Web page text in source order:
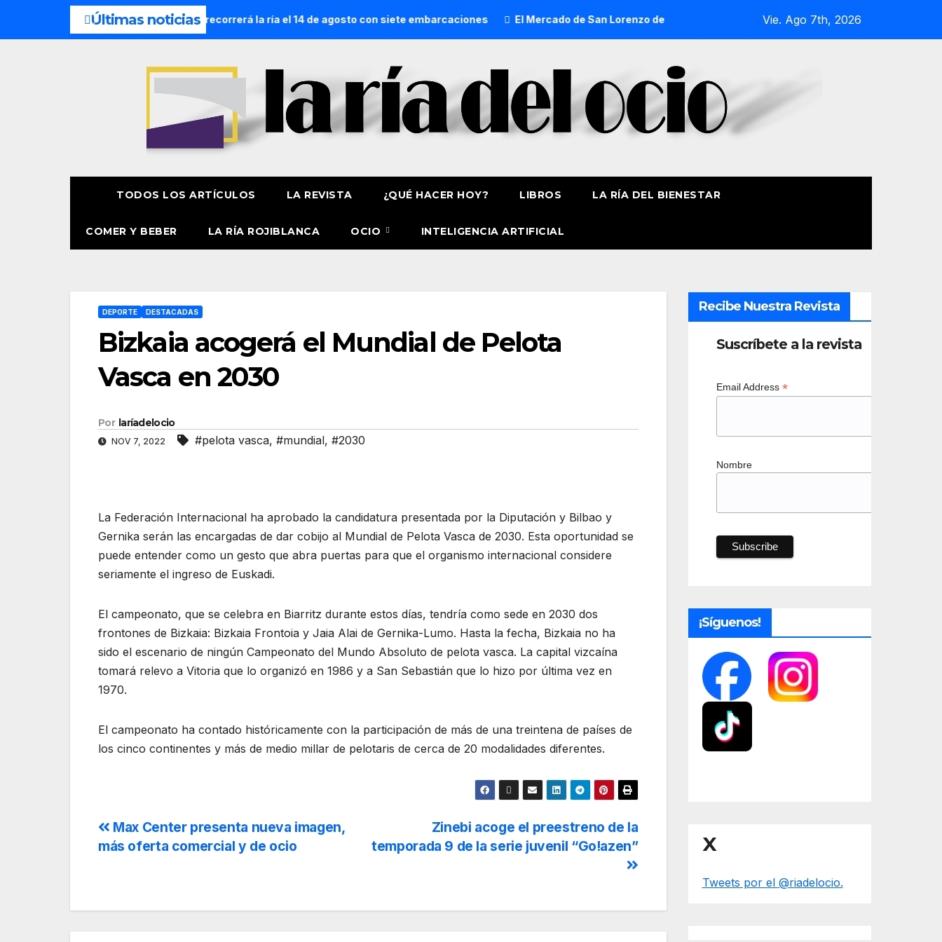
Últimas noticias
Náutica de la Amatxu de Begoña recorrerá la ría el 14 de agosto con siete embarcaciones El Mercado de San Lorenzo de Getxo reunirá a más de 50 productores del País Vasco
Vie. Ago 7th, 2026
TODOS LOS ARTÍCULOS LA REVISTA ¿QUÉ HACER HOY? LIBROS LA RÍA DEL BIENESTAR
COMER Y BEBER LA RÍA ROJIBLANCA OCIO INTELIGENCIA ARTIFICIAL
DEPORTE DESTACADAS
Bizkaia acogerá el Mundial de Pelota
Vasca en 2030
Por laríadelocio
NOV 7, 2022 #pelota vasca, #mundial, #2030
La Federación Internacional ha aprobado la candidatura presentada por la Diputación y Bilbao y
Gernika serán las encargadas de dar cobijo al Mundial de Pelota Vasca de 2030. Esta oportunidad se
puede entender como un gesto que abra puertas para que el organismo internacional considere
seriamente el ingreso de Euskadi.
El campeonato, que se celebra en Biarritz durante estos días, tendría como sede en 2030 dos
frontones de Bizkaia: Bizkaia Frontoia y Jaia Alai de Gernika-Lumo. Hasta la fecha, Bizkaia no ha
sido el escenario de ningún Campeonato del Mundo Absoluto de pelota vasca. La capital vizcaína
tomará relevo a Vitoria que lo organizó en 1986 y a San Sebastián que lo hizo por última vez en
1970.
El campeonato ha contado históricamente con la participación de más de una treintena de países de
los cinco continentes y más de medio millar de pelotaris de cerca de 20 modalidades diferentes.
Zinebi acoge el preestreno de la
temporada 9 de la serie juvenil “Go!azen”
Max Center presenta nueva imagen,
más oferta comercial y de ocio
Recibe Nuestra Revista
Suscríbete a la revista
Email Address *
Nombre
¡Síguenos!
X
Tweets por el @riadelocio.